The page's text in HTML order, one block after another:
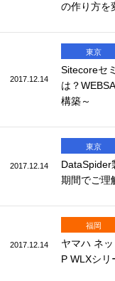
の作り方を
2017.12.14
東京
Sitecoreセ
は？
構築～
2017.12.14
東京
DataSpider
期間でご理
2017.12.14
福岡
ヤマハ ネ
P WLXシリ